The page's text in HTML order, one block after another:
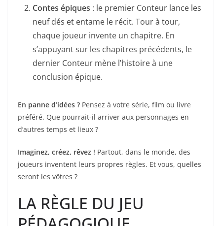
Contes épiques : le premier Conteur lance les
neuf dés et entame le récit. Tour à tour,
chaque joueur invente un chapitre. En
s’appuyant sur les chapitres précédents, le
dernier Conteur mène l’histoire à une
conclusion épique.
En panne d’idées ? Pensez à votre série, film ou livre
préféré. Que pourrait-il arriver aux personnages en
d’autres temps et lieux ?
Imaginez, créez, rêvez ! Partout, dans le monde, des
joueurs inventent leurs propres règles. Et vous, quelles
seront les vôtres ?
LA RÈGLE DU JEU